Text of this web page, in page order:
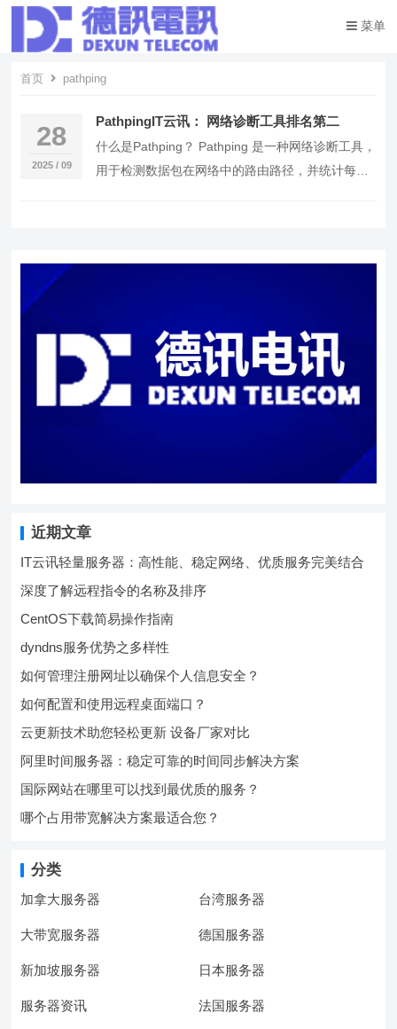
菜单
首页 pathping
28
2025 / 09
PathpingIT云讯： 网络诊断工具排名第二
什么是Pathping？ Pathping 是一种网络诊断工具，
用于检测数据包在网络中的路由路径，并统计每个
近期文章
IT云讯轻量服务器：高性能、稳定网络、优质服务完美结合
深度了解远程指令的名称及排序
CentOS下载简易操作指南
dyndns服务优势之多样性
如何管理注册网址以确保个人信息安全？
如何配置和使用远程桌面端口？
云更新技术助您轻松更新 设备厂家对比
阿里时间服务器：稳定可靠的时间同步解决方案
国际网站在哪里可以找到最优质的服务？
哪个占用带宽解决方案最适合您？
分类
加拿大服务器 台湾服务器
大带宽服务器 德国服务器
新加坡服务器 日本服务器
服务器资讯 法国服务器